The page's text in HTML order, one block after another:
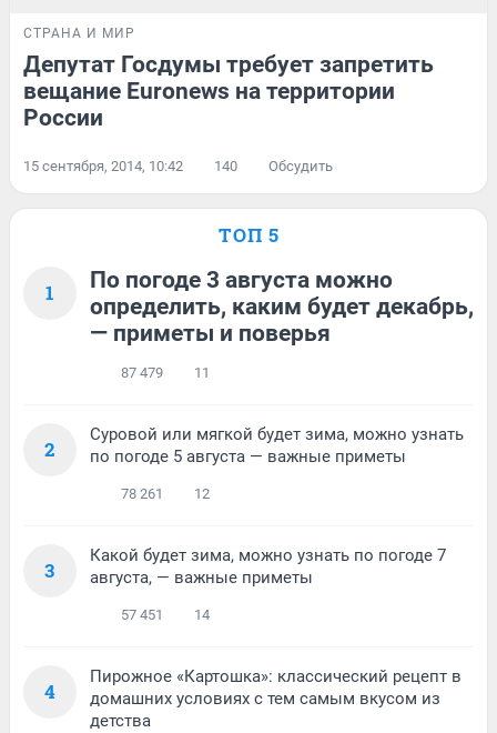
СТРАНА И МИР
Депутат Госдумы требует запретить
вещание Euronews на территории
России
15 сентября, 2014, 10:42 140 Обсудить
ТОП 5
1
По погоде 3 августа можно
определить, каким будет декабрь,
— приметы и поверья
87 479 11
2
Суровой или мягкой будет зима, можно узнать
по погоде 5 августа — важные приметы
78 261 12
3
Какой будет зима, можно узнать по погоде 7
августа, — важные приметы
57 451 14
4
Пирожное «Картошка»: классический рецепт в
домашних условиях с тем самым вкусом из
детства